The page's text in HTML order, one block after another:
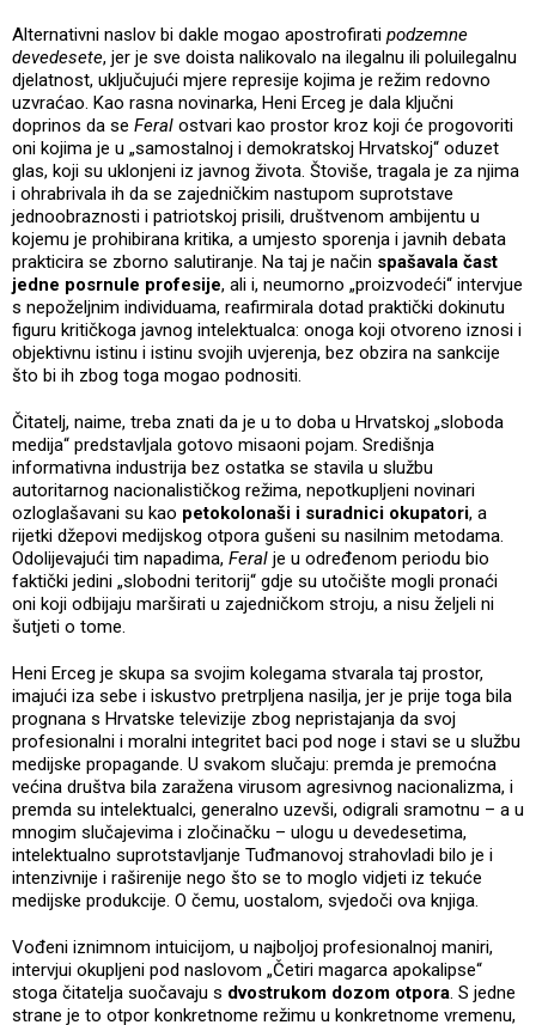
Alternativni naslov bi dakle mogao apostrofirati podzemne
devedesete, jer je sve doista nalikovalo na ilegalnu ili poluilegalnu
djelatnost, uključujući mjere represije kojima je režim redovno
uzvraćao. Kao rasna novinarka, Heni Erceg je dala ključni
doprinos da se Feral ostvari kao prostor kroz koji će progovoriti
oni kojima je u „samostalnoj i demokratskoj Hrvatskoj“ oduzet
glas, koji su uklonjeni iz javnog života. Štoviše, tragala je za njima
i ohrabrivala ih da se zajedničkim nastupom suprotstave
jednoobraznosti i patriotskoj prisili, društvenom ambijentu u
kojemu je prohibirana kritika, a umjesto sporenja i javnih debata
prakticira se zborno salutiranje. Na taj je način spašavala čast
jedne posrnule profesije, ali i, neumorno „proizvodeći“ intervjue
s nepoželjnim individuama, reafirmirala dotad praktički dokinutu
figuru kritičkoga javnog intelektualca: onoga koji otvoreno iznosi i
objektivnu istinu i istinu svojih uvjerenja, bez obzira na sankcije
što bi ih zbog toga mogao podnositi.
Čitatelj, naime, treba znati da je u to doba u Hrvatskoj „sloboda
medija“ predstavljala gotovo misaoni pojam. Središnja
informativna industrija bez ostatka se stavila u službu
autoritarnog nacionalističkog režima, nepotkupljeni novinari
ozloglašavani su kao petokolonaši i suradnici okupatori, a
rijetki džepovi medijskog otpora gušeni su nasilnim metodama.
Odolijevajući tim napadima, Feral je u određenom periodu bio
faktički jedini „slobodni teritorij“ gdje su utočište mogli pronaći
oni koji odbijaju marširati u zajedničkom stroju, a nisu željeli ni
šutjeti o tome.
Heni Erceg je skupa sa svojim kolegama stvarala taj prostor,
imajući iza sebe i iskustvo pretrpljena nasilja, jer je prije toga bila
prognana s Hrvatske televizije zbog nepristajanja da svoj
profesionalni i moralni integritet baci pod noge i stavi se u službu
medijske propagande. U svakom slučaju: premda je premoćna
većina društva bila zaražena virusom agresivnog nacionalizma, i
premda su intelektualci, generalno uzevši, odigrali sramotnu – a u
mnogim slučajevima i zločinačku – ulogu u devedesetima,
intelektualno suprotstavljanje Tuđmanovoj strahovladi bilo je i
intenzivnije i raširenije nego što se to moglo vidjeti iz tekuće
medijske produkcije. O čemu, uostalom, svjedoči ova knjiga.
Vođeni iznimnom intuicijom, u najboljoj profesionalnoj maniri,
intervjui okupljeni pod naslovom „Četiri magarca apokalipse“
stoga čitatelja suočavaju s dvostrukom dozom otpora. S jedne
strane je to otpor konkretnome režimu u konkretnome vremenu,